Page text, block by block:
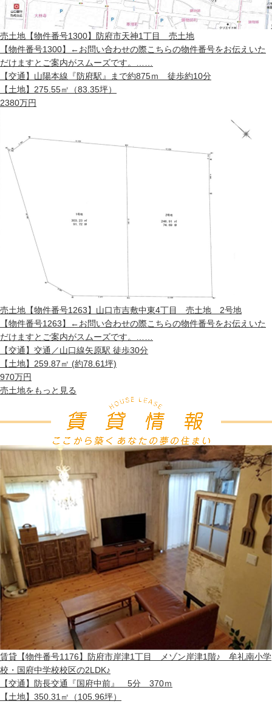
売土地 【物件番号1300】防府市天神1丁目 売土地
【物件番号1300】←お問い合わせの際こちらの物件番号をお伝えいた
だけますとご案内がスムーズです。……
【交通】 山陽本線『防府駅』まで約875ｍ 徒歩約10分
【土地】 275.55㎡（83.35坪）
2380万円
売土地 【物件番号1263】山口市吉敷中東4丁目 売土地 2号地
【物件番号1263】←お問い合わせの際こちらの物件番号をお伝えいた
だけますとご案内がスムーズです。……
【交通】 交通／山口線矢原駅 徒歩30分
【土地】 259.87㎡ (約78.61坪)
970万円
売土地をもっと見る
賃貸 【物件番号1176】防府市岸津1丁目 メゾン岸津1階♪ 牟礼南小学
校・国府中学校校区の2LDK♪
【交通】 防長交通『国府中前』 5分 370ｍ
【土地】 350.31㎡（105.96坪）